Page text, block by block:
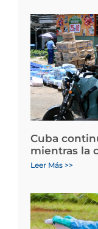
Cuba
mientras la
Leer Más >>